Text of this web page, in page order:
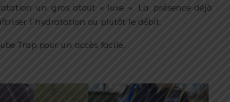
un gros atout « luxe ». La présence déjà
l’hydratation ou plutôt le débit.
Trap pour un accès facile.